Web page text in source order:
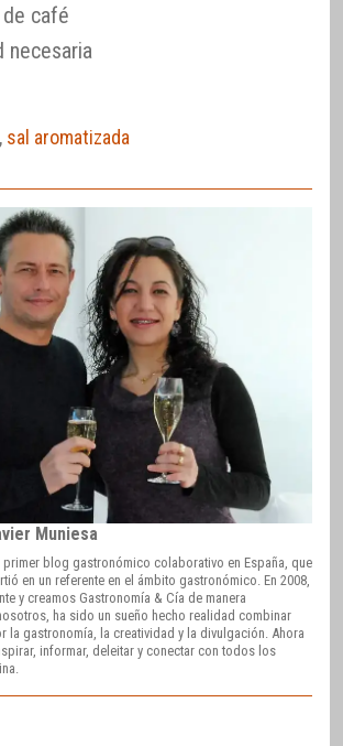
café
necesaria
, sal aromatizada
Muniesa
primer blog gastronómico colaborativo en España, que
en un referente en el ámbito gastronómico. En 2008,
y creamos Gastronomía & Cía de manera
ha sido un sueño hecho realidad combinar
la gastronomía, la creatividad y la divulgación. Ahora
informar, deleitar y conectar con todos los